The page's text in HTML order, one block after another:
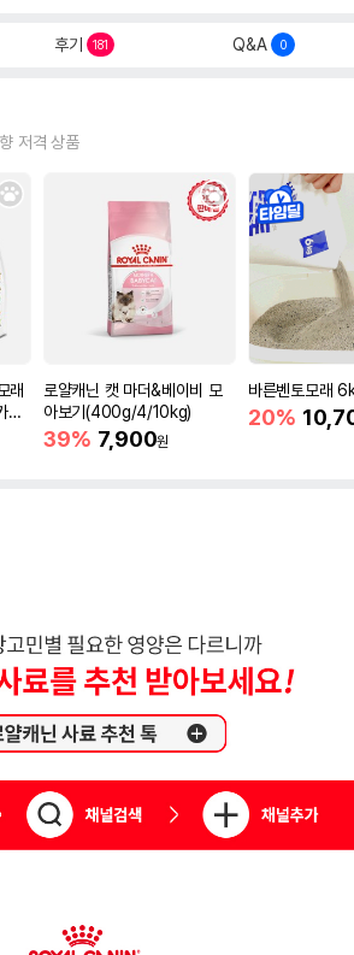
후기 181 Q&A 0
저격 상품
래
사
로얄캐닌 캣 마더&베이비 모
아보기(400g/4/10kg)
39% 7,900원
바른벤토모래
20%